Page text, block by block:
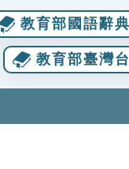
教育部國語辭
教育部臺灣